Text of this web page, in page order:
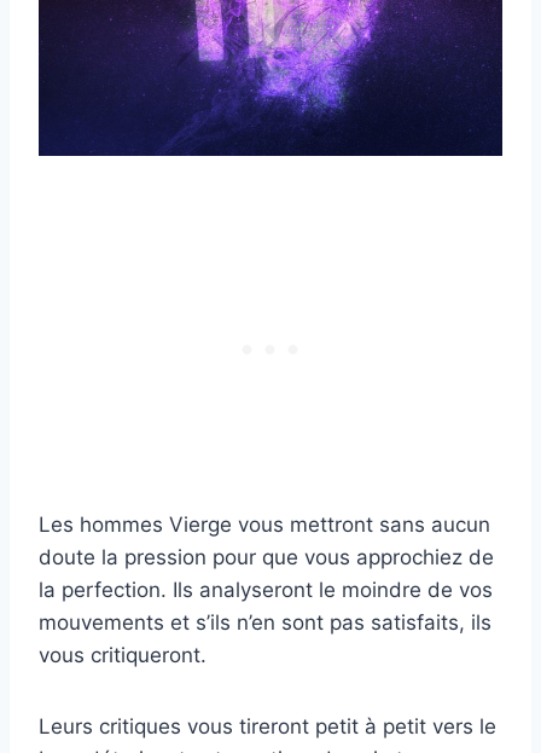
Les hommes Vierge vous mettront sans aucun
doute la pression pour que vous approchiez de
la perfection. Ils analyseront le moindre de vos
mouvements et s’ils n’en sont pas satisfaits, ils
vous critiqueront.
Leurs critiques vous tireront petit à petit vers le